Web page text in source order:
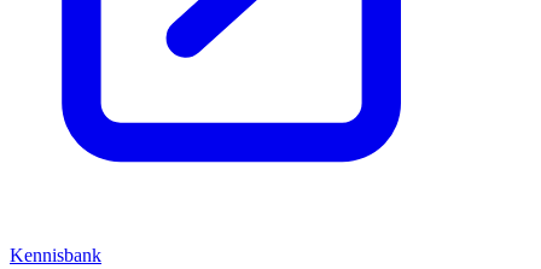
Kennisbank